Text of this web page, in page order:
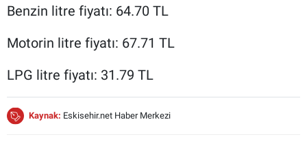
Benzin litre fiyatı: 64.70 TL
Motorin litre fiyatı: 67.71 TL
LPG litre fiyatı: 31.79 TL
Kaynak: Eskisehir.net Haber Merkezi